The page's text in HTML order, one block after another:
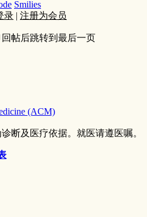
Smilies
录 | 注册为会员
回帖后跳转到最后一页
(ACM)
断及医疗依据。就医请遵医嘱。